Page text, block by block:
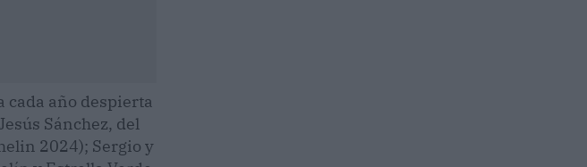
año despierta
Sánchez, del
2024); Sergio y